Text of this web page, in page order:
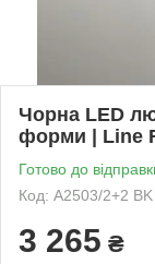
Чорна LED
форми | Line
Готово до
Код: A2503/2+2 BK
3 265 ₴